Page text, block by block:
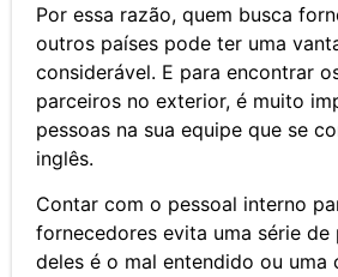
Por essa razão, quem busca
outros países pode ter uma
considerável. E para encontrar
parceiros no exterior, é muito
pessoas na sua equipe que se
inglês.
Contar com o pessoal interno
fornecedores evita uma série de
deles é o mal entendido ou uma